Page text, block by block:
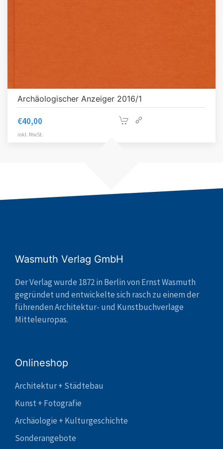
Archäologischer Anzeiger 2016/1
€40,00
inkl. MwSt.
Wasmuth Verlag GmbH
Der Verlag wurde 1872 in Berlin von Ernst Wasmuth
gegründet und entwickelte sich rasch zu einem der
führenden Architektur- und Kunstbuchverlage
Mitteleuropas.
Onlineshop
Architektur + Städtebau
Kunst + Fotografie
Archäologie + Kulturgeschichte
Sonderangebote